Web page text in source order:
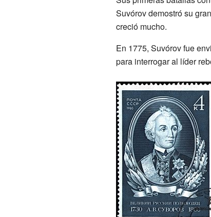
Suvórov demostró su
creció mucho.
En 1775, Suvórov fue
para interrogar al líder